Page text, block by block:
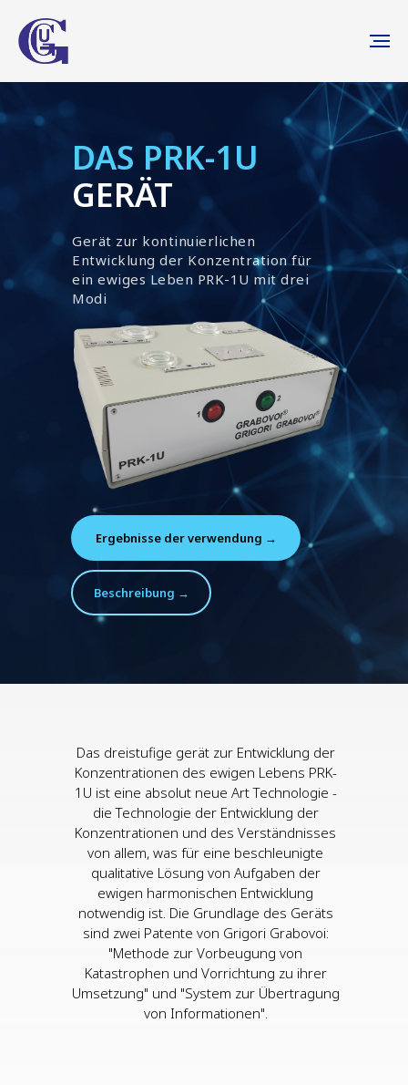
GERÄT
DAS PRK-1U
Gerät zur kontinuierlichen
Entwicklung der Konzentration für
ein ewiges Leben PRK-1U mit drei
Modi
Ergebnisse der verwendung →
Beschreibung →
Das dreistufige gerät zur Entwicklung der
Konzentrationen des ewigen Lebens PRK-
1U ist eine absolut neue Art Technologie -
die Technologie der Entwicklung der
Konzentrationen und des Verständnisses
von allem, was für eine beschleunigte
qualitative Lösung von Aufgaben der
ewigen harmonischen Entwicklung
notwendig ist. Die Grundlage des Geräts
sind zwei Patente von Grigori Grabovoi:
"Methode zur Vorbeugung von
Katastrophen und Vorrichtung zu ihrer
Umsetzung" und "System zur Übertragung
von Informationen".